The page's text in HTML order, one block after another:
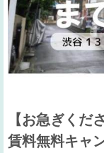
【お急ぎくだ
賃料無料キャ